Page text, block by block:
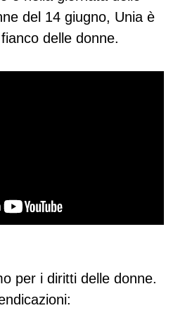
del 14 giugno, Unia è
delle donne.
per i diritti delle donne.